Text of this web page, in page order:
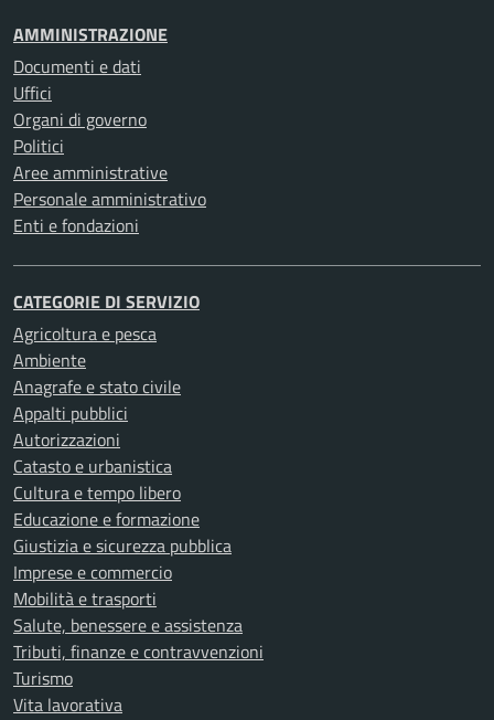
AMMINISTRAZIONE
Documenti e dati
Uffici
Organi di governo
Politici
Aree amministrative
Personale amministrativo
Enti e fondazioni
CATEGORIE DI SERVIZIO
Agricoltura e pesca
Ambiente
Anagrafe e stato civile
Appalti pubblici
Autorizzazioni
Catasto e urbanistica
Cultura e tempo libero
Educazione e formazione
Giustizia e sicurezza pubblica
Imprese e commercio
Mobilità e trasporti
Salute, benessere e assistenza
Tributi, finanze e contravvenzioni
Turismo
Vita lavorativa